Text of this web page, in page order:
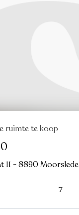
ruimte te koop
11 - 8890 Moorslede
7